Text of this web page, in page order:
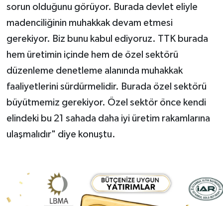
sorun olduğunu görüyor. Burada devlet eliyle
madenciliğinin muhakkak devam etmesi
gerekiyor. Biz bunu kabul ediyoruz. TTK burada
hem üretimin içinde hem de özel sektörü
düzenleme denetleme alanında muhakkak
faaliyetlerini sürdürmelidir. Burada özel sektörü
büyütmemiz gerekiyor. Özel sektör önce kendi
elindeki bu 21 sahada daha iyi üretim rakamlarına
ulaşmalıdır" diye konuştu.